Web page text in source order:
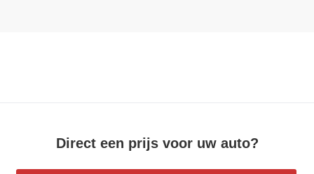
Direct een prijs voor uw auto?